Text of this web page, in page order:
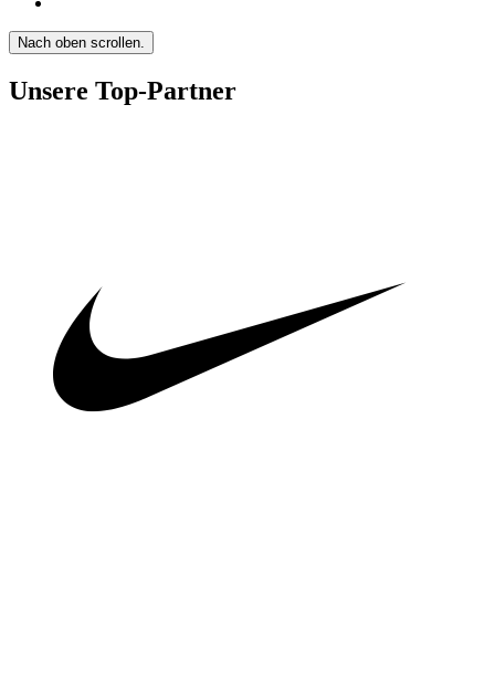
Nach oben scrollen.
Unsere Top-Partner